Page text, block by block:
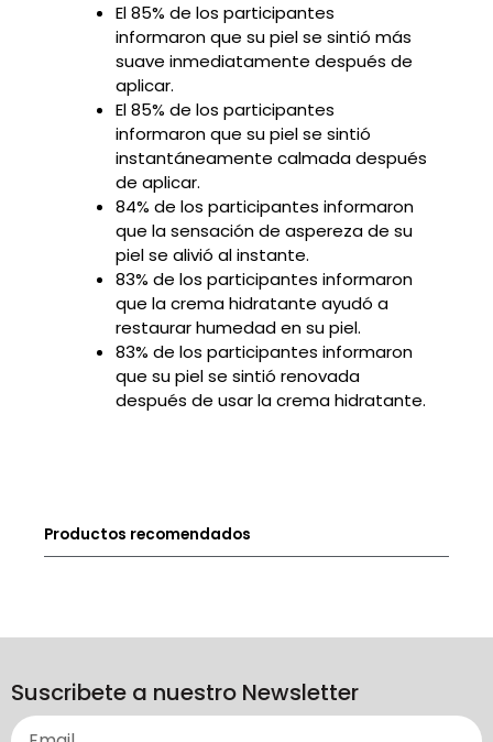
El 85% de los participantes
informaron que su piel se sintió más
suave inmediatamente después de
aplicar.
El 85% de los participantes
informaron que su piel se sintió
instantáneamente calmada después
de aplicar.
84% de los participantes informaron
que la sensación de aspereza de su
piel se alivió al instante.
83% de los participantes informaron
que la crema hidratante ayudó a
restaurar humedad en su piel.
83% de los participantes informaron
que su piel se sintió renovada
después de usar la crema hidratante.
Productos recomendados
Suscribete a nuestro Newsletter